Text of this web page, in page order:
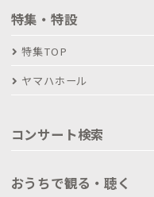
特集・特設
特集TOP
ヤマハホール
コンサート検索
おうちで観る・聴く